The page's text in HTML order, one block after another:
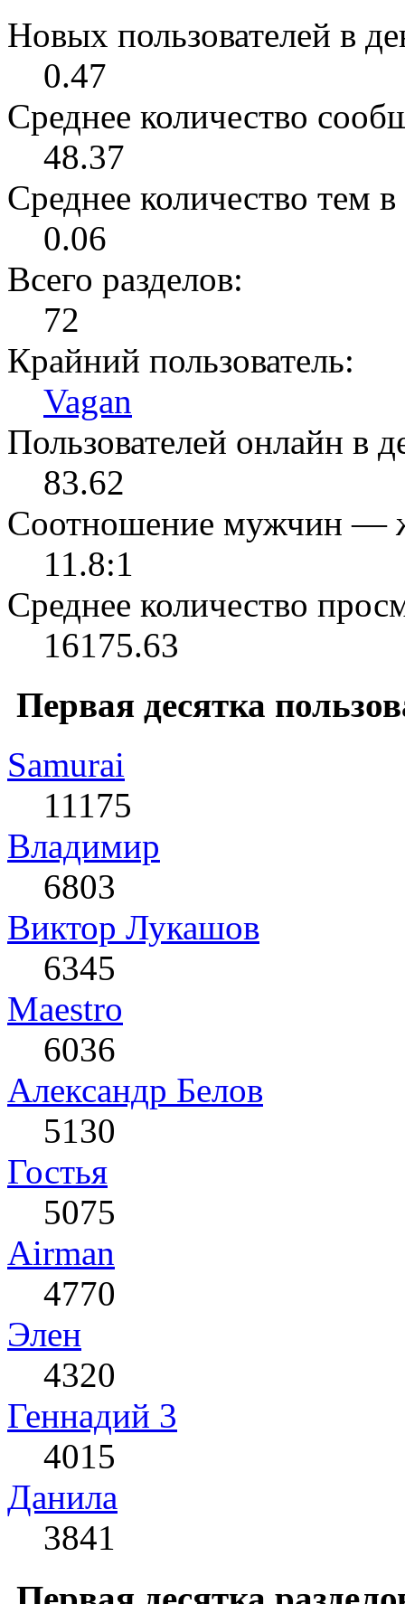
Новых пользователей в
0.47
Среднее количество
48.37
Среднее количество тем
0.06
Всего разделов:
72
Крайний пользователь:
Vagan
Пользователей онлайн в
83.62
Соотношение мужчин —
11.8:1
Среднее количество
16175.63
Первая десятка
Samurai
11175
Влaдимир
6803
Виктор Лукашов
6345
Maestro
6036
Александр Белов
5130
Гостья
5075
Airman
4770
Элен
4320
Геннадий 3
4015
Данила
3841